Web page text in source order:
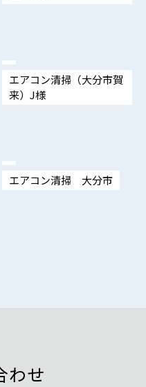
エアコン清掃（大分市賀
来）J様
エアコン清掃 大分市
わせ